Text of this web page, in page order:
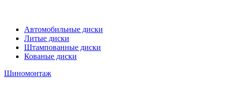
Автомобильные диски
Литые диски
Штампованные диски
Кованые диски
Шиномонтаж